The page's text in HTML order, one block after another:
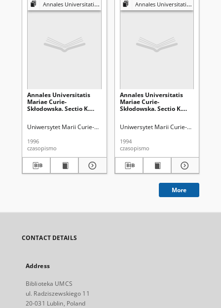
Annales Universitatis Mariae Curie-Skłodowska. Sectio K, Politologia
Annales Universitatis
Mariae Curie-
Skłodowska. Sectio K.
spis treści
Uniwersytet Marii Curie-Skłodowskiej (Lublin)
1996
czasopismo
Annales Universitatis Mariae Curie-Skłodowska. Sectio K, Politologia
Annales Universitatis
Mariae Curie-
Skłodowska. Sectio K.
spis treści
Uniwersytet Marii Curie-
1994
czasopismo
More
CONTACT DETAILS
Address
Biblioteka UMCS
ul. Radziszewskiego 11
20-031 Lublin, Poland